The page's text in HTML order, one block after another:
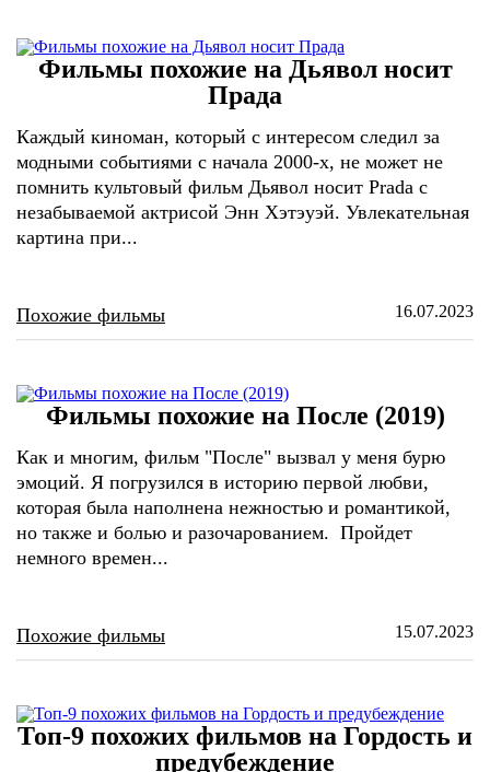
Фильмы похожие на Дьявол носит
Прада
Каждый киноман, который с интересом следил за
модными событиями с начала 2000-х, не может не
помнить культовый фильм Дьявол носит Prada с
незабываемой актрисой Энн Хэтэуэй. Увлекательная
картина при...
Похожие фильмы 16.07.2023
Фильмы похожие на После (2019)
Как и многим, фильм "После" вызвал у меня бурю
эмоций. Я погрузился в историю первой любви,
которая была наполнена нежностью и романтикой,
но также и болью и разочарованием. Пройдет
немного времен...
Похожие фильмы 15.07.2023
Топ-9 похожих фильмов на Гордость и
предубеждение